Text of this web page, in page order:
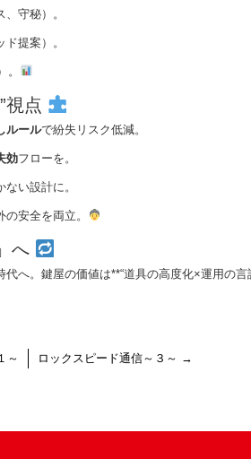
守秘）。
提案）。
視点
ルールで紛失リスク低減。
効フローを。
い設計に。
の安全を両立。
へ
代へ。鍵屋の価値は**“道具の高度化×運用の言
～ ロックスピード通信～３～ →